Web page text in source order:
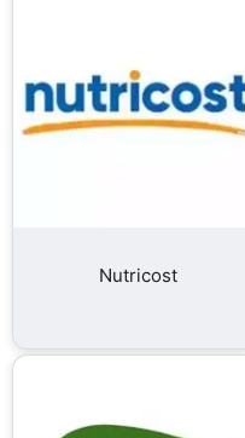
Nutricost